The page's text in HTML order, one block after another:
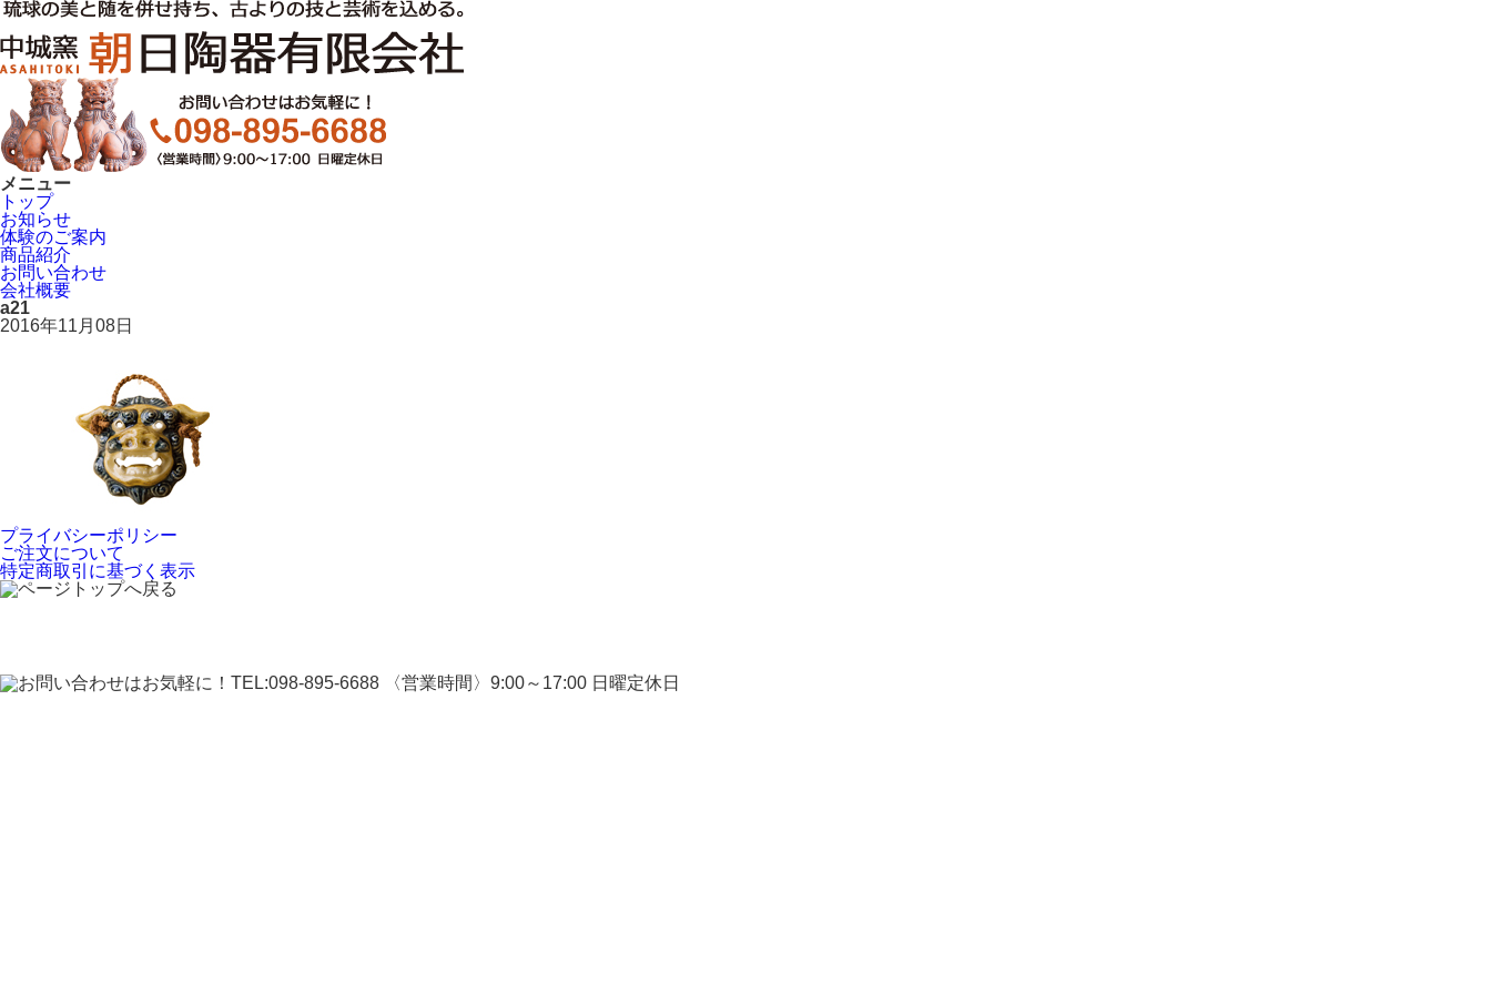
メニュー
トップ
お知らせ
体験のご案内
商品紹介
お問い合わせ
会社概要
a21
2016年11月08日
プライバシーポリシー
ご注文について
特定商取引に基づく表示